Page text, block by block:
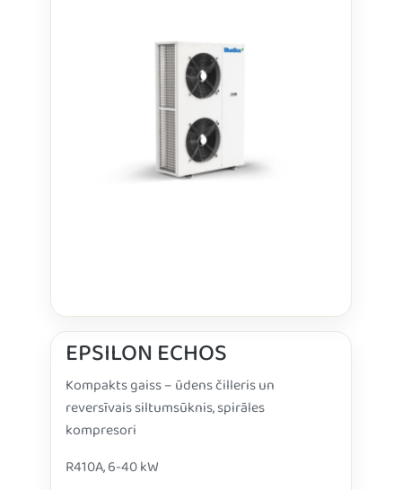
EPSILON ECHOS
Kompakts gaiss – ūdens čilleris un
reversīvais siltumsūknis, spirāles
kompresori
R410A, 6-40 kW